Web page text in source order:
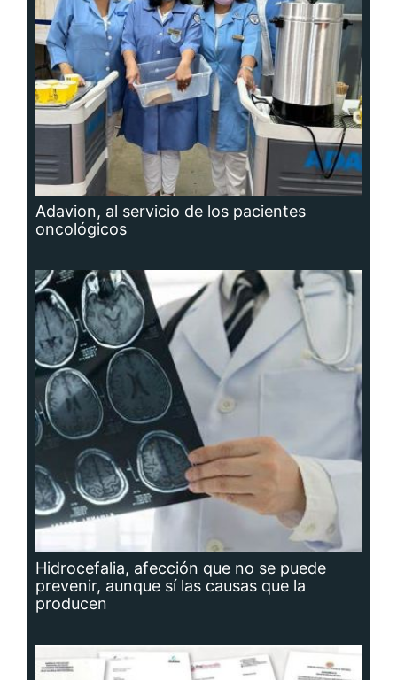
Adavion, al servicio de los pacientes
oncológicos
Hidrocefalia, afección que no se puede
prevenir, aunque sí las causas que la
producen